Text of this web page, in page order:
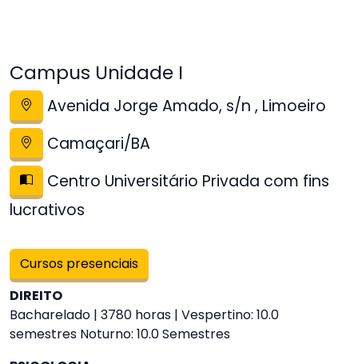
Campus Unidade I
Avenida Jorge Amado, s/n , Limoeiro
Camaçari/BA
Centro Universitário Privada com fins
lucrativos
Cursos presenciais
DIREITO
Bacharelado | 3780 horas | Vespertino: 10.0
semestres Noturno: 10.0 Semestres